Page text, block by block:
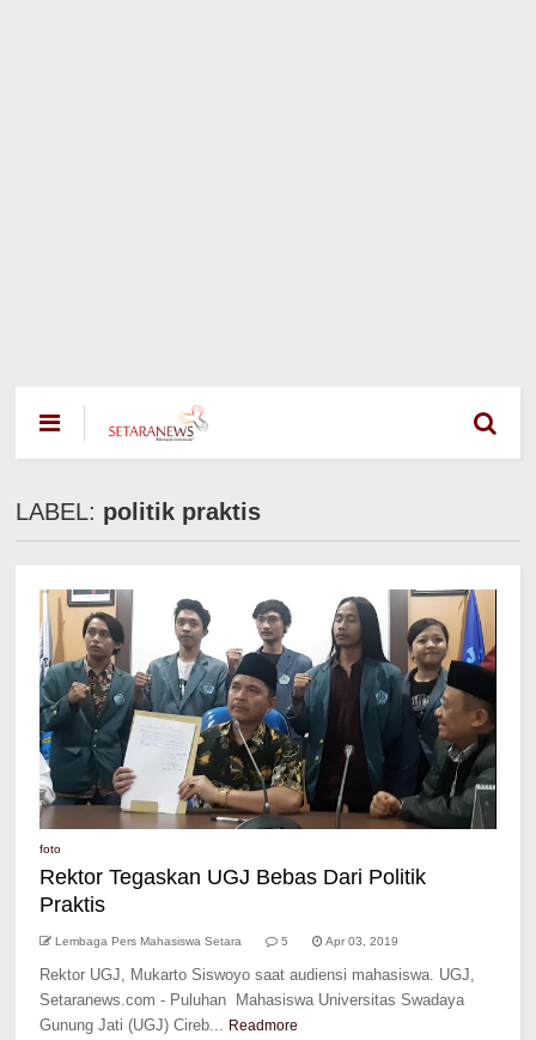
LABEL: politik praktis
foto
Rektor Tegaskan UGJ Bebas Dari Politik
Praktis
Lembaga Pers Mahasiswa Setara 5 Apr 03, 2019
Rektor UGJ, Mukarto Siswoyo saat audiensi mahasiswa. UGJ,
Setaranews.com - Puluhan Mahasiswa Universitas Swadaya
Gunung Jati (UGJ) Cireb... Readmore